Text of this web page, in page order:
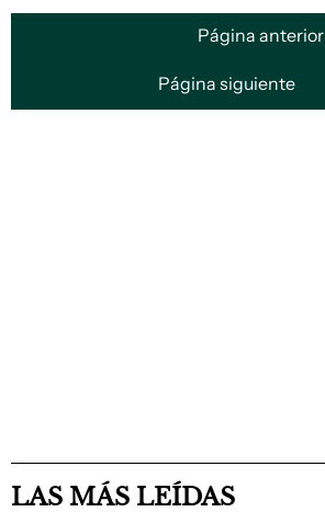
Página anterior
Página siguiente
LAS MÁS LEÍDAS